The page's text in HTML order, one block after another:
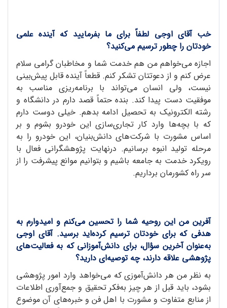
خب آقای اوجی لطفاً برای ما بفرمایید که آینده علمی
خودتان را چطور ترسیم می‌کنید؟
اجازه می‌خواهم من هم خدمت شما و مخاطبان گرامی سلام
عرض کنم و از دعوتتان تشکر کنم. قطعاً آینده قابل پیش‌بینی
نیست، ولی انسان می‌تواند با برنامه‌ریزی مناسب به
موفقیت دست پیدا کند. بنده حتماً قصد دارم در دانشگاه و
رشته الکترونیک به تحصیل ادامه بدهم. خیلی دوست دارم
که با بچه‌ها وارد کار تجاری‌سازی این خودرو بشوم و بر
اساس مشورت با شرکت‌های دانش‌بنیان، این خودرو را به
مرحله تولید انبوه برسانیم. درنهایت پژوهشگرانی فعال با
رویکرد خدمت به جامعه‌ باشیم و بتوانیم موانع پیشرفت را از
سر راه کشورمان برداریم.
آفرین من این روحیه شما را تحسین می‌کنم و امیدوارم به
هدفی که برای خودتان ترسیم کرده‌اید برسید. آقای اوجی
به‌عنوان آخرین سؤال، برای دانش‌آموزانی که به فعالیت‌های
پژوهشی علاقه دارند، چه توصیه‌ای دارید؟
به نظر من هر دانش‌آموزی که می‌خواهد وارد امور پژوهشی
بشود، باید قبل از هر چیز به‌فکر تحقیق و جمع‌آوری اطلاعات
از منابع متفاوت و مشورت با اهل فن و خبره‌های آن موضوع